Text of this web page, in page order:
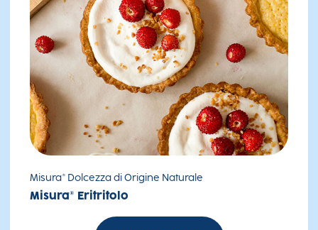
Misura® Dolcezza di Origine Naturale
Misura® Eritritolo